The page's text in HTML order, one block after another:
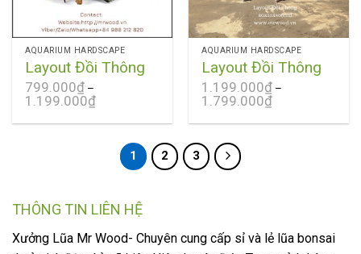
AQUARIUM HARDSCAPE
Layout Đồi Thông
799.000₫ –
1.199.000₫
AQUARIUM HARDSCAPE
Layout Đồi Thông
1.199.000₫ –
1.799.000₫
1 2 3
THÔNG TIN LIÊN HỆ
Xưởng Lũa Mr Wood- Chuyên cung cấp sỉ và lẻ lũa bonsai